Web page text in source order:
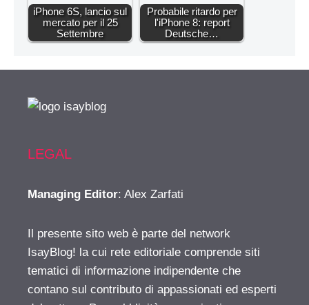
iPhone 6S, lancio sul
mercato per il 25
Settembre
Probabile ritardo per
l'iPhone 8: report
Deutsche…
LEGAL
Managing Editor: Alex Zarfati
Il presente sito web è parte del network
IsayBlog! la cui rete editoriale comprende siti
tematici di informazione indipendente che
contano sul contributo di appassionati ed esperti